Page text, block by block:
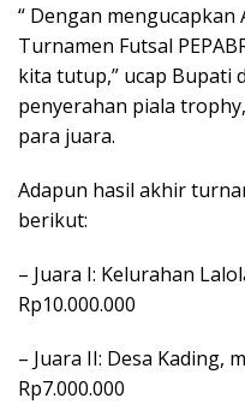
“ Dengan mengucapkan
Turnamen Futsal
kita tutup,” ucap Bupati
penyerahan piala
para juara.
Adapun hasil akhir
berikut:
– Juara I: Kelurahan
Rp10.000.000
– Juara II: Desa Kading,
Rp7.000.000